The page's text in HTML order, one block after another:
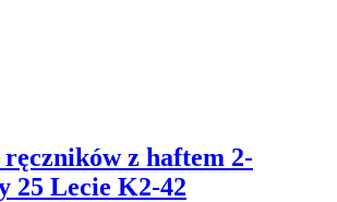
z haftem 2-
25 Lecie K2-42